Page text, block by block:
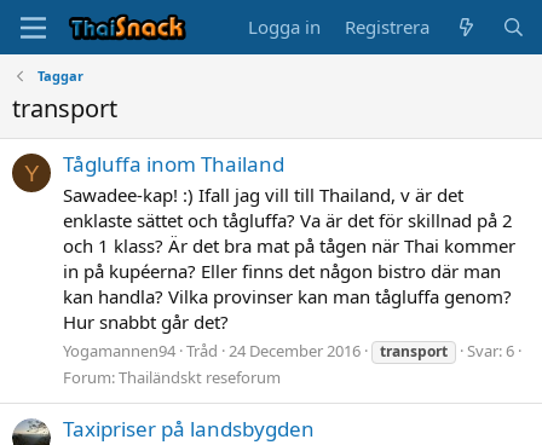
Logga in Registrera
Taggar
transport
Y Tågluffa inom Thailand
Sawadee-kap! :) Ifall jag vill till Thailand, v är det
enklaste sättet och tågluffa? Va är det för skillnad på 2
och 1 klass? Är det bra mat på tågen när Thai kommer
in på kupéerna? Eller finns det någon bistro där man
kan handla? Vilka provinser kan man tågluffa genom?
Hur snabbt går det?
Yogamannen94 Tråd 24 December 2016 transport
Svar: 6
Forum:Thailändskt reseforum
Taxipriser på landsbygden